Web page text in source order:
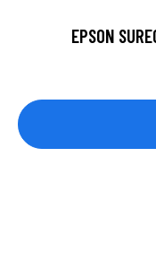
EPSON